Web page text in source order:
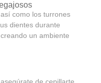
como los turrones
dientes durante
un ambiente